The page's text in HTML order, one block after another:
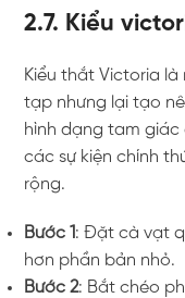
2.7. Kiểu
Kiểu thắt Victoria
tạp nhưng lại tạo
hình dạng tam
các sự kiện chính
rộng.
Bước 1: Đặt cà vạt
hơn phần bản nhỏ.
Bước 2: Bắt chéo